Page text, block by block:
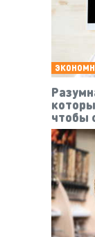
чтобы